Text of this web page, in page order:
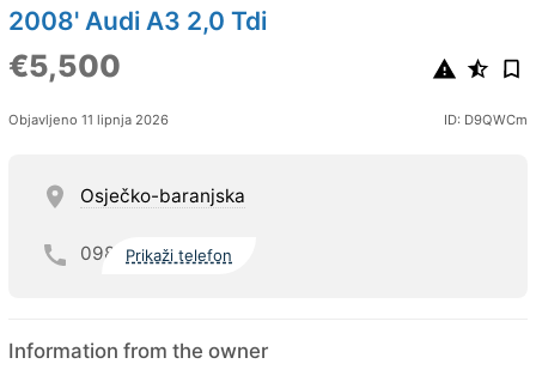
2008' Audi A3 2,0 Tdi
€5,500
Objavljeno 11 lipnja 2026 ID: D9QWCm
Osječko-baranjska
098 Prikaži telefon
Information from the owner